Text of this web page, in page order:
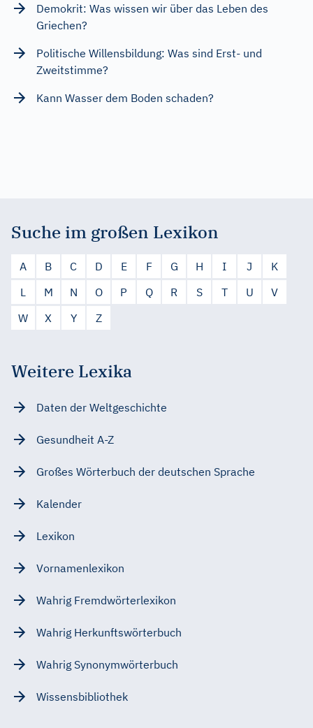
Demokrit: Was wissen wir über das Leben des
Griechen?
Politische Willensbildung: Was sind Erst- und
Zweitstimme?
Kann Wasser dem Boden schaden?
Suche im großen Lexikon
A B C D E F G H I J
K
L
M N O P Q R S T U
V
W
X Y Z
Weitere Lexika
Daten der Weltgeschichte
Gesundheit A-Z
Großes Wörterbuch der deutschen Sprache
Kalender
Lexikon
Vornamenlexikon
Wahrig Fremdwörterlexikon
Wahrig Herkunftswörterbuch
Wahrig Synonymwörterbuch
Wissensbibliothek